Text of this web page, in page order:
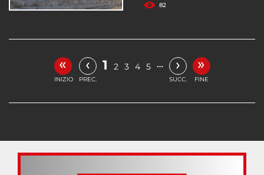
82
«
INIZIO
‹
PREC.
1 2 3 4 5 … ›
SUCC.
»
FINE